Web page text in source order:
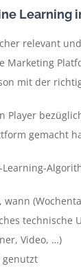
relevant
Marketing
mit der
Player
gemacht
technische
Video, …)
genutzt